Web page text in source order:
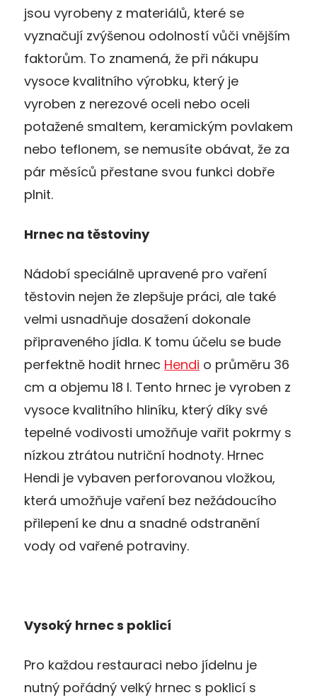
jsou vyrobeny z materiálů, které se
vyznačují zvýšenou odolností vůči vnějším
faktorům. To znamená, že při nákupu
vysoce kvalitního výrobku, který je
vyroben z nerezové oceli nebo oceli
potažené smaltem, keramickým povlakem
nebo teflonem, se nemusíte obávat, že za
pár měsíců přestane svou funkci dobře
plnit.
Hrnec na těstoviny
Nádobí speciálně upravené pro vaření
těstovin nejen že zlepšuje práci, ale také
velmi usnadňuje dosažení dokonale
připraveného jídla. K tomu účelu se bude
perfektně hodit hrnec Hendi o průměru 36
cm a objemu 18 l. Tento hrnec je vyroben z
vysoce kvalitního hliníku, který díky své
tepelné vodivosti umožňuje vařit pokrmy s
nízkou ztrátou nutriční hodnoty. Hrnec
Hendi je vybaven perforovanou vložkou,
která umožňuje vaření bez nežádoucího
přilepení ke dnu a snadné odstranění
vody od vařené potraviny.
Vysoký hrnec s poklicí
Pro každou restauraci nebo jídelnu je
nutný pořádný velký hrnec s poklicí s